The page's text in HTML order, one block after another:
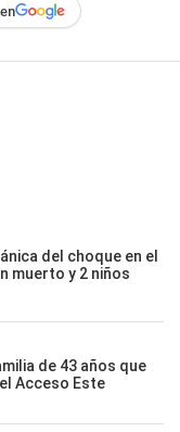
del choque en el
muerto y 2 niños
de 43 años que
Acceso Este